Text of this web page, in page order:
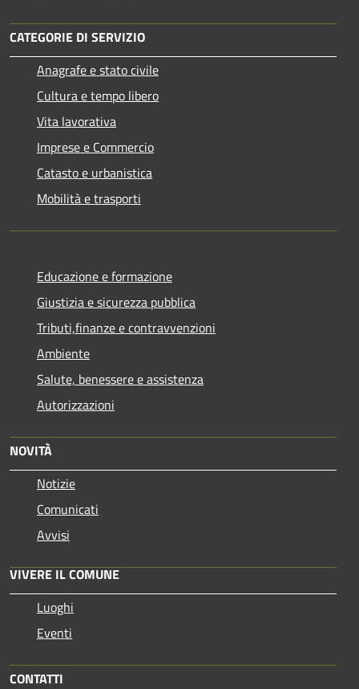
CATEGORIE DI SERVIZIO
Anagrafe e stato civile
Cultura e tempo libero
Vita lavorativa
Imprese e Commercio
Catasto e urbanistica
Mobilità e trasporti
Educazione e formazione
Giustizia e sicurezza pubblica
Tributi,finanze e contravvenzioni
Ambiente
Salute, benessere e assistenza
Autorizzazioni
NOVITÀ
Notizie
Comunicati
Avvisi
VIVERE IL COMUNE
Luoghi
Eventi
CONTATTI